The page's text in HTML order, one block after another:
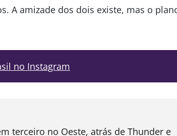
A amizade dos dois existe, mas o
no Instagram
terceiro no Oeste, atrás de Thunder e